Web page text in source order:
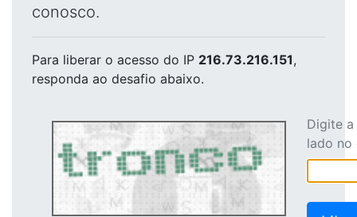
conosco.
Para liberar o acesso do IP 216.73.216.151,
responda ao desafio abaixo.
Digite
lado no